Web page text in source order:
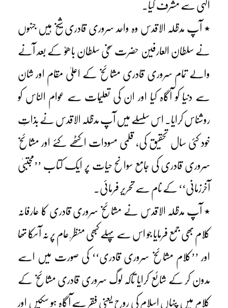
الٰہی سے مشرف کیا۔
٭ آپ مدظلہ الاقدس وہ واحد سروری قادری شیخ ہیں جنہوں
نے سلطان العارفین حضرت سخی سلطان باھوؒ کے بعد آنے
والے تمام سروری قادری مشائخ کے اعلیٰ مقام اور شان
سے دنیا کو آگاہ کیا اور ان کی تعلیمات سے عوام الناس کو
روشناس کرایا۔ اس سلسلے میں آپ مدظلہ الاقدس نے بذاتِ
خود کئی سال تحقیق کی، قلمی مسودات اکٹھے کئے اور مشائخ
سروری قادری کی جامع سوانح حیات پر ایک کتاب ’’مجتبیٰ
آخرزمانی‘‘ کے نام سے تحریر فرمائی۔
٭ آپ مدظلہ الاقدس نے مشائخ سروری قادری کا عارفانہ
کلام بھی جمع فرمایا جو اس سے پہلے کبھی منظر ِ عام پر نہ آسکا تھا
اور ’’کلام مشائخ سروری قادری‘‘ کی صورت میں اسے
مدون کر کے شائع کرایا تاکہ لوگ سروری قادری مشائخ کے
کلام میں پنہاں اسلام کی روح یعنی فقر سے آگاہ ہو سکیں اور